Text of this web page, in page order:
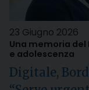
23 Giugno 2026
Una memoria
e adolescenza
Digitale,